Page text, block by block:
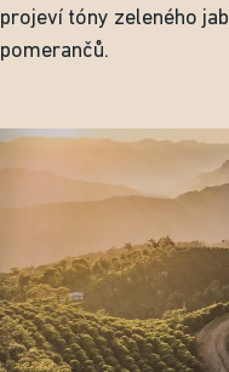
projeví tóny zeleného
pomerančů.